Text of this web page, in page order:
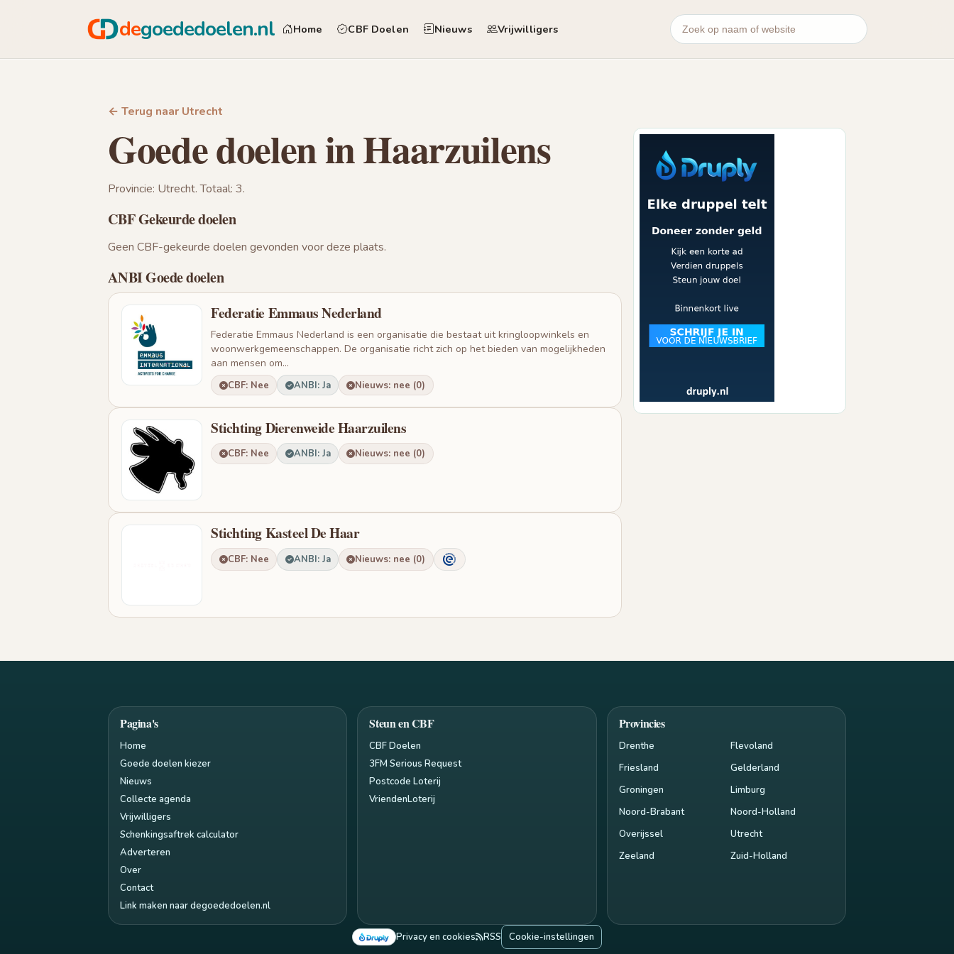
degoededoelen.nl Home CBF Doelen Nieuws Vrijwilligers
← Terug naar Utrecht
Goede doelen in Haarzuilens
Provincie: Utrecht. Totaal: 3.
CBF Gekeurde doelen
Geen CBF-gekeurde doelen gevonden voor deze plaats.
ANBI Goede doelen
Federatie Emmaus Nederland
Federatie Emmaus Nederland is een organisatie die bestaat uit kringloopwinkels en
woonwerkgemeenschappen. De organisatie richt zich op het bieden van mogelijkheden
aan mensen om...
CBF: Nee ANBI: Ja Nieuws: nee (0)
Stichting Dierenweide Haarzuilens
CBF: Nee ANBI: Ja Nieuws: nee (0)
Stichting Kasteel De Haar
CBF: Nee ANBI: Ja Nieuws: nee (0)
Pagina's
Home
Goede doelen kiezer
Nieuws
Collecte agenda
Vrijwilligers
Schenkingsaftrek calculator
Adverteren
Over
Contact
Link maken naar degoededoelen.nl
Steun en CBF
CBF Doelen
3FM Serious Request
Postcode Loterij
VriendenLoterij
Provincies
Drenthe
Flevoland
Friesland
Gelderland
Groningen
Limburg
Noord-Brabant
Noord-Holland
Overijssel
Utrecht
Zeeland
Zuid-Holland
Privacy en cookies RSS Cookie-instellingen